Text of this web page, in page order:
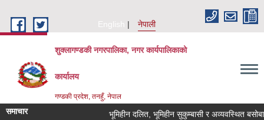
English
नेपाली
शुक्लागण्डकी नगरपालिका, नगर कार्यपालिकाको
कार्यालय
गण्डकी प्रदेश, तनहुँ, नेपाल
समाचार भूमिहीन दलित, भूमिहीन सुकुम्बासी र अव्यवस्थित